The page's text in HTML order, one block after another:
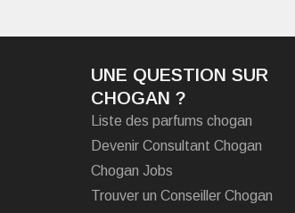
UNE QUESTION SUR
CHOGAN ?
Liste des parfums chogan
Devenir Consultant Chogan
Chogan Jobs
Trouver un Conseiller Chogan